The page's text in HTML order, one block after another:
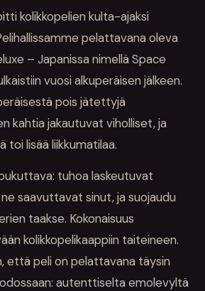
kolikkopelien kulta-ajaksi
pelattavana oleva
– Japanissa nimellä Space
vuosi alkuperäisen jälkeen.
pois jätettyjä
kahtia jakautuvat viholliset, ja
toi lisää liikkumatilaa.
tuhoa laskeutuvat
saavuttavat sinut, ja suojaudu
taakse. Kokonaisuus
kolikkopelikaappiin taiteineen.
että peli on pelattavana täysin
autenttiselta emolevyltä